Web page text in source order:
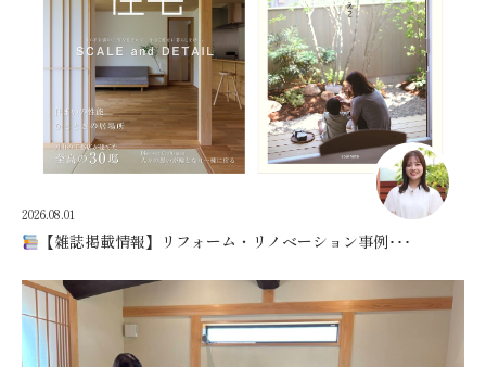
2026.08.01
【雑誌掲載情報】リフォーム・リノベーション事例･･･